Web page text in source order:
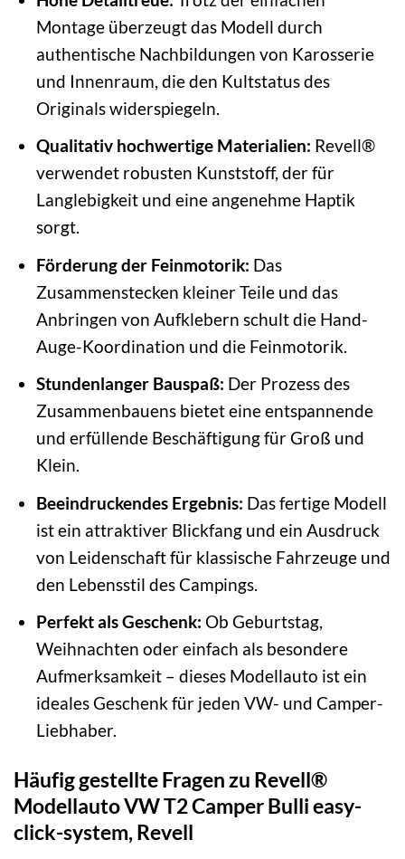
Montage überzeugt das Modell durch
authentische Nachbildungen von Karosserie
und Innenraum, die den Kultstatus des
Originals widerspiegeln.
Qualitativ hochwertige Materialien: Revell®
verwendet robusten Kunststoff, der für
Langlebigkeit und eine angenehme Haptik
sorgt.
Förderung der Feinmotorik: Das
Zusammenstecken kleiner Teile und das
Anbringen von Aufklebern schult die Hand-
Auge-Koordination und die Feinmotorik.
Stundenlanger Bauspaß: Der Prozess des
Zusammenbauens bietet eine entspannende
und erfüllende Beschäftigung für Groß und
Klein.
Beeindruckendes Ergebnis: Das fertige Modell
ist ein attraktiver Blickfang und ein Ausdruck
von Leidenschaft für klassische Fahrzeuge und
den Lebensstil des Campings.
Perfekt als Geschenk: Ob Geburtstag,
Weihnachten oder einfach als besondere
Aufmerksamkeit – dieses Modellauto ist ein
ideales Geschenk für jeden VW- und Camper-
Liebhaber.
Häufig gestellte Fragen zu Revell®
Modellauto VW T2 Camper Bulli easy-
click-system, Revell